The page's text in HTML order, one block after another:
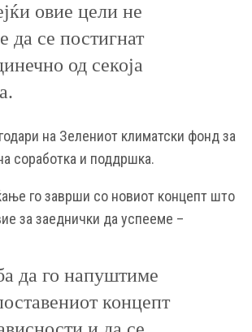
овие цели не
да се постигнат
од секоја
на Зелениот климатски фонд за
соработка и поддршка.
го заврши со новиот концепт што
за заеднички да успееме –
да го напуштиме
концепт